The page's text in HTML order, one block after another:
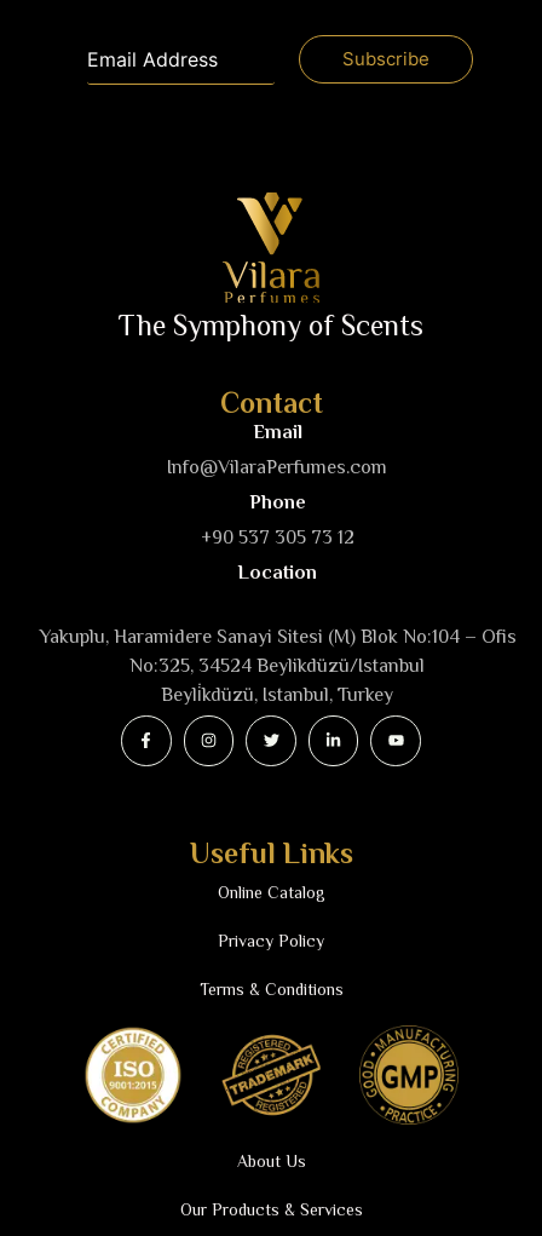
The Symphony of Scents
Contact
Email
Info@VilaraPerfumes.com
Phone
+90 537 305 73 12
Location
Yakuplu, Haramidere Sanayi Sitesi (M) Blok No:104 – Ofis
No:325, 34524 Beylikdüzü/Istanbul
Beyli̇kdüzü, Istanbul, Turkey
Useful Links
Online Catalog
Privacy Policy
Terms & Conditions
About Us
Our Products & Services